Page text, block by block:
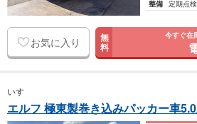
整備 定期点
お気に入り 無
料
今すぐ在
いすゞ
エルフ 極東製巻き込みパッカー車